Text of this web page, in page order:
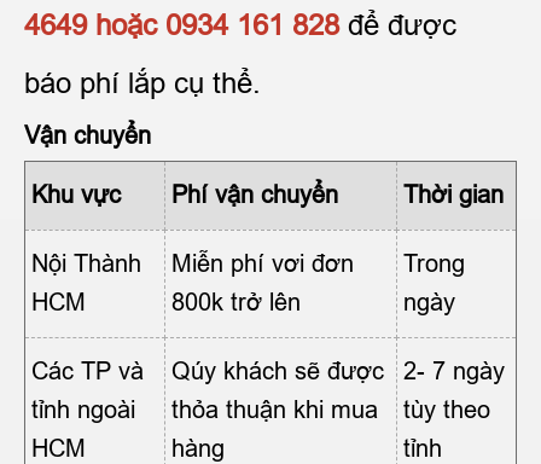
4649 hoặc 0934 161 828để được
báo phí lắp cụ thể.
Vận chuyển
Khu vực Phí vận chuyển Thời gian
Nội Thành
HCM
Miễn phí vơi đơn
800k trở lên
Trong
ngày
Các TP và
tỉnh ngoài
HCM
Qúy khách sẽ được
thỏa thuận khi mua
hàng
2- 7 ngày
tùy theo
tỉnh